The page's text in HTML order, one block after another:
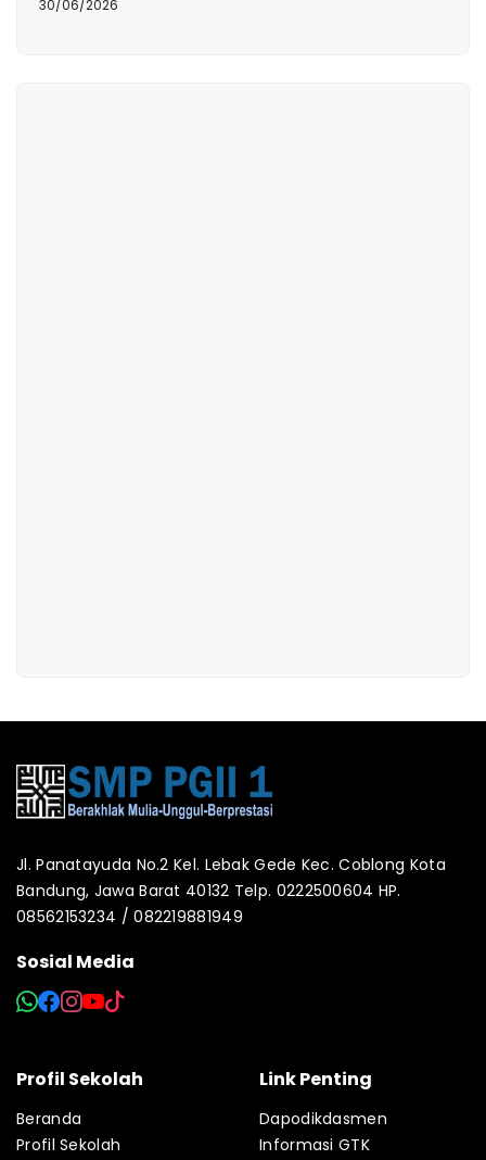
30/06/2026
Jl. Panatayuda No.2 Kel. Lebak Gede Kec. Coblong Kota
Bandung, Jawa Barat 40132 Telp. 0222500604 HP.
08562153234 / 082219881949
Sosial Media
Profil Sekolah
Beranda
Profil Sekolah
Link Penting
Dapodikdasmen
Informasi GTK